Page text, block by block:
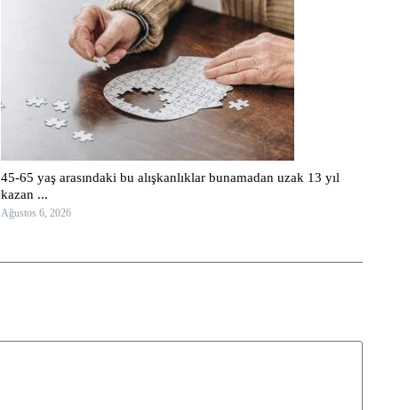
45-65 yaş arasındaki bu alışkanlıklar bunamadan uzak 13 yıl
kazan ...
Ağustos 6, 2026